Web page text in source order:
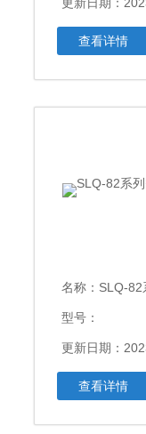
查看详情
名称： SLQ-82
型号：
更新日期：
查看详情